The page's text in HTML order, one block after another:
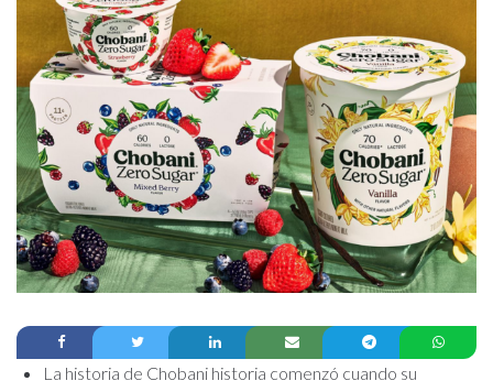
La historia de Chobani historia comenzó cuando su